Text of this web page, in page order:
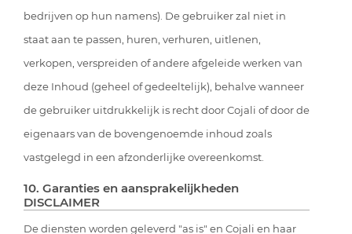
bedrijven op hun namens). De gebruiker zal niet in
staat aan te passen, huren, verhuren, uitlenen,
verkopen, verspreiden of andere afgeleide werken van
deze Inhoud (geheel of gedeeltelijk), behalve wanneer
de gebruiker uitdrukkelijk is recht door Cojali of door de
eigenaars van de bovengenoemde inhoud zoals
vastgelegd in een afzonderlijke overeenkomst.
10. Garanties en aansprakelijkheden
DISCLAIMER
De diensten worden geleverd "as is" en Cojali en haar